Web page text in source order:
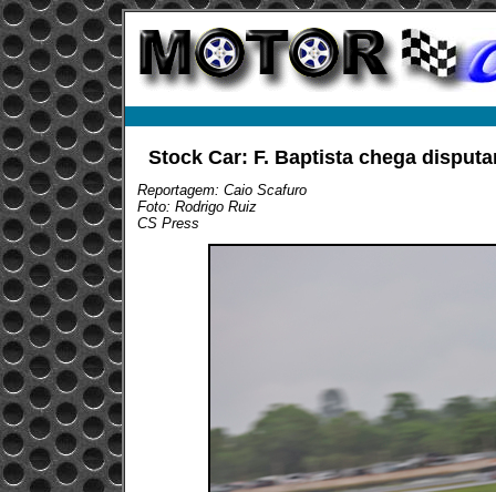
Stock Car: F. Baptista chega
Reportagem: Caio Scafuro
Foto: Rodrigo Ruiz
CS Press